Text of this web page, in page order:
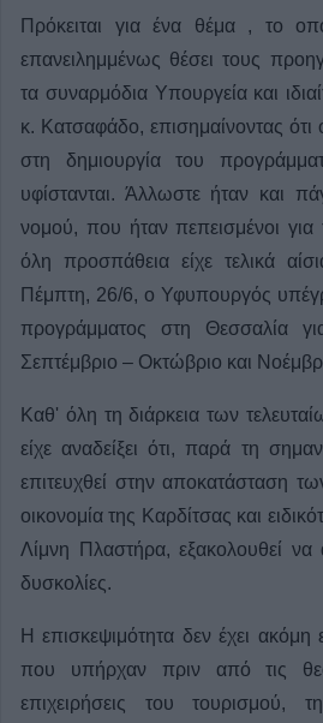
Πρόκειται για ένα θέμα , το
επανειλημμένως θέσει τους
τα συναρμόδια Υπουργεία και
κ. Κατσαφάδο, επισημαίνοντας
στη δημιουργία του
υφίστανται. Άλλωστε ήταν και
νομού, που ήταν πεπεισμένοι για
όλη προσπάθεια είχε τελικά
Πέμπτη, 26/6, ο Υφυπουργός
προγράμματος στη Θεσσαλία
Σεπτέμβριο – Οκτώβριο και
Καθ' όλη τη διάρκεια των
είχε αναδείξει ότι, παρά τη
επιτευχθεί στην αποκατάσταση
οικονομία της Καρδίτσας και
Λίμνη Πλαστήρα, εξακολουθεί να
δυσκολίες.
Η επισκεψιμότητα δεν έχει ακόμη
που υπήρχαν πριν από τις
επιχειρήσεις του τουρισμού,